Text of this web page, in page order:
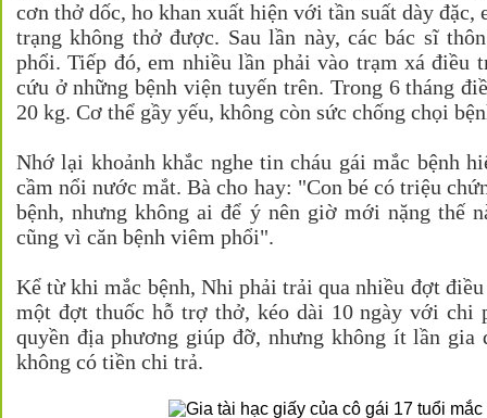
cơn thở dốc, ho khan xuất hiện với tần suất dày
trạng không thở được. Sau lần này, các bác sĩ
phổi. Tiếp đó, em nhiều lần phải vào trạm xá điều
cứu ở những bệnh viện tuyến trên. Trong 6 tháng
20 kg. Cơ thể gầy yếu, không còn sức chống chọi
Nhớ lại khoảnh khắc nghe tin cháu gái mắc bệnh
cầm nổi nước mắt. Bà cho hay: "Con bé có triệu
bệnh, nhưng không ai để ý nên giờ mới nặng thế
cũng vì căn bệnh viêm phổi".
Kể từ khi mắc bệnh, Nhi phải trải qua nhiều đợt
một đợt thuốc hỗ trợ thở, kéo dài 10 ngày với chi
quyền địa phương giúp đỡ, nhưng không ít lần gia
không có tiền chi trả.